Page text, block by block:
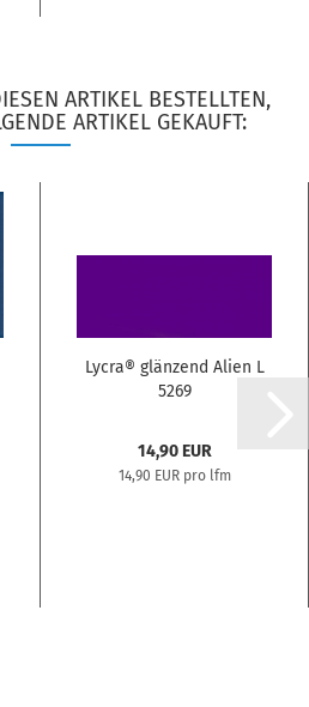
ARTIKEL BESTELLTEN,
ARTIKEL GEKAUFT:
Lycra® glänzend Alien L
5269
14,90 EUR
14,90 EUR pro lfm